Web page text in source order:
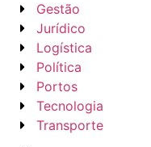
Gestão
Jurídico
Logística
Política
Portos
Tecnologia
Transporte